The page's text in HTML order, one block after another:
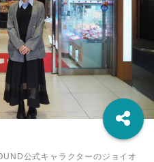
公式キャラクターのジョイオ